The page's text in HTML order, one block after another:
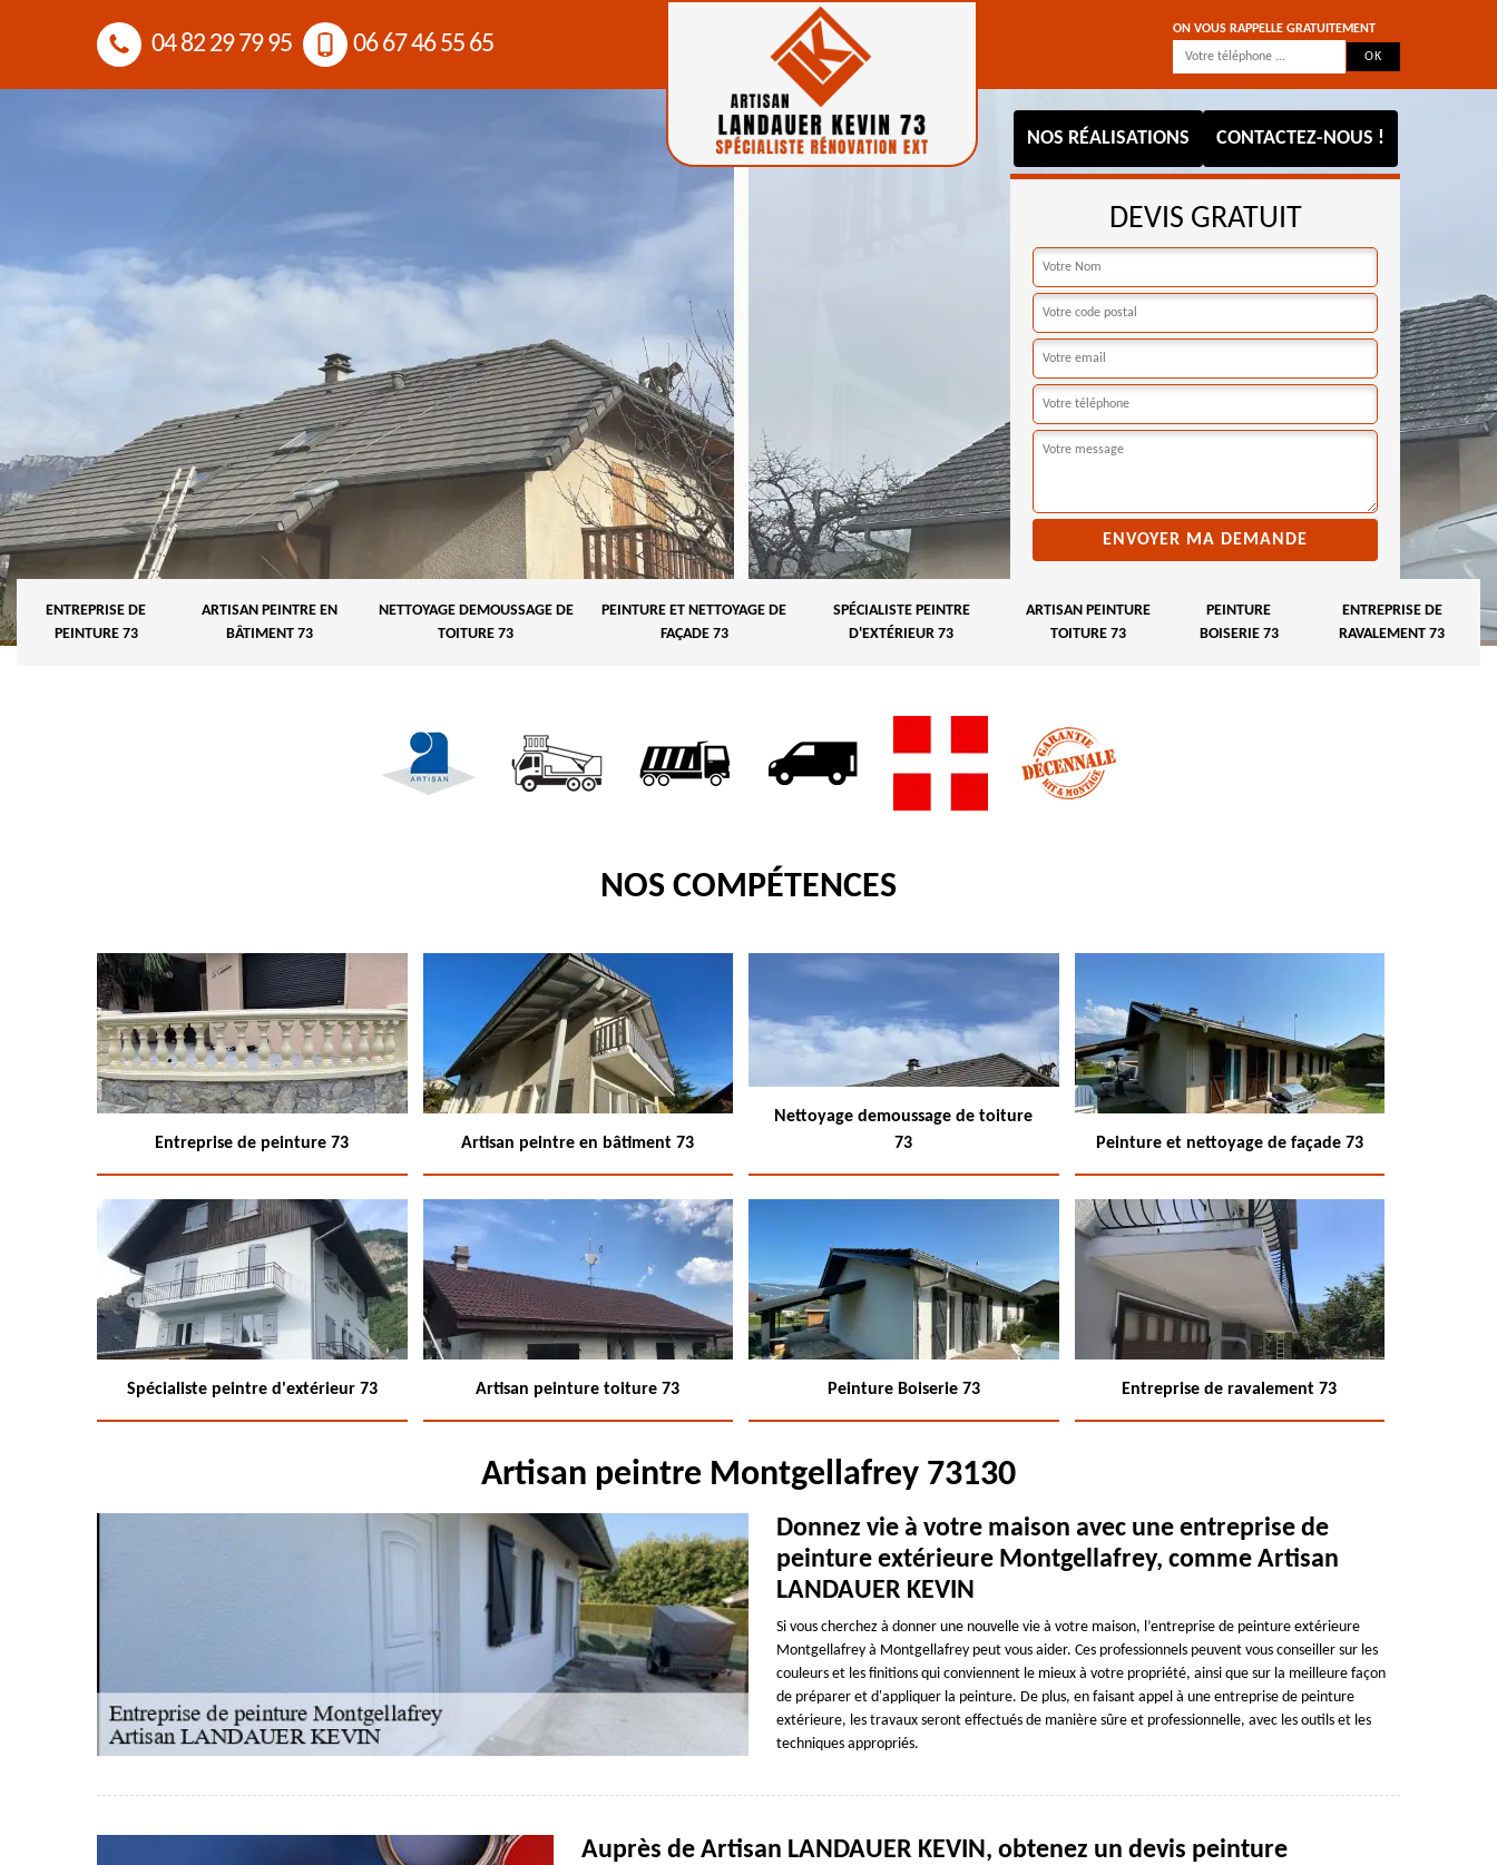
04 82 29 79 95 06 67 46 55 65
ON VOUS RAPPELLE GRATUITEMENT
NOS RÉALISATIONS CONTACTEZ-NOUS !
DEVIS GRATUIT
ENTREPRISE DE
PEINTURE 73
ARTISAN PEINTRE EN
BÂTIMENT 73
NETTOYAGE DEMOUSSAGE DE
TOITURE 73
PEINTURE ET NETTOYAGE DE
FAÇADE 73
SPÉCIALISTE PEINTRE
D'EXTÉRIEUR 73
ARTISAN PEINTURE
TOITURE 73
PEINTURE
BOISERIE 73
ENTREPRISE DE
RAVALEMENT 73
NOS COMPÉTENCES
Entreprise de peinture 73 Artisan peintre en bâtiment 73
Nettoyage demoussage de toiture
73
Peinture et nettoyage de façade 73
Spécialiste peintre d'extérieur 73 Artisan peinture toiture 73 Peinture Boiserie 73 Entreprise de ravalement 73
Artisan peintre Montgellafrey 73130
Donnez vie à votre maison avec une entreprise de
peinture extérieure Montgellafrey, comme Artisan
LANDAUER KEVIN
Si vous cherchez à donner une nouvelle vie à votre maison, l’entreprise de peinture extérieure
Montgellafrey à Montgellafrey peut vous aider. Ces professionnels peuvent vous conseiller sur les
couleurs et les finitions qui conviennent le mieux à votre propriété, ainsi que sur la meilleure façon
de préparer et d'appliquer la peinture. De plus, en faisant appel à une entreprise de peinture
extérieure, les travaux seront effectués de manière sûre et professionnelle, avec les outils et les
techniques appropriés.
Auprès de Artisan LANDAUER KEVIN, obtenez un devis peinture